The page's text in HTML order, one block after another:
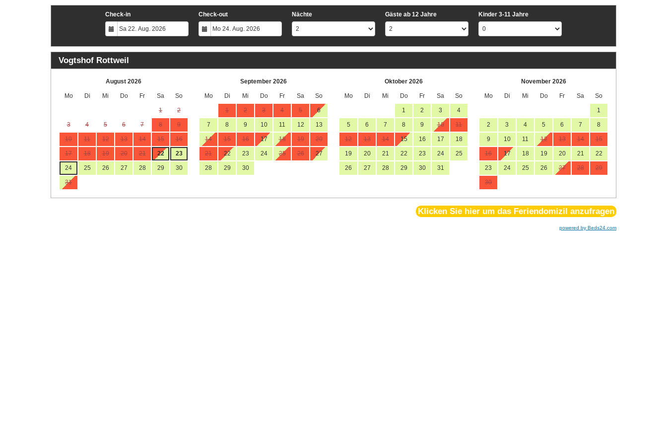
Check-in Check-out Nächte Gäste ab 12 Jahre Kinder 3-11 Jahre
Vogtshof Rottweil
August 2026
Mo Di Mi Do Fr Sa So
1 2
3 4 5 6 7 8 9
10 11 12 13 14 15 16
17 18 19 20 21 22 23
24 25 26 27 28 29 30
31
September 2026
Mo Di Mi Do Fr Sa So
1 2 3 4 5 6
7 8 9 10 11 12 13
14 15 16 17 18 19 20
21 22 23 24 25 26 27
28 29 30
Oktober 2026
Mo Di Mi Do Fr Sa So
1 2 3 4
5 6 7 8 9 10 11
12 13 14 15 16 17 18
19 20 21 22 23 24 25
26 27 28 29 30 31
November 2026
Mo Di Mi Do Fr Sa So
1
2 3 4 5 6 7 8
9 10 11 12 13 14 15
16 17 18 19 20 21 22
23 24 25 26 27 28 29
30
Klicken Sie hier um das Feriendomizil anzufragen
powered by Beds24.com